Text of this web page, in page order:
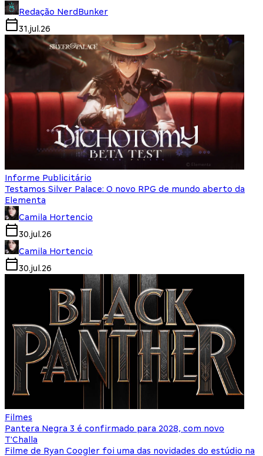
Redação NerdBunker
31.jul.26
Informe Publicitário
Testamos Silver Palace: O novo RPG de mundo aberto da
Elementa
Camila Hortencio
30.jul.26
Camila Hortencio
30.jul.26
Filmes
Pantera Negra 3 é confirmado para 2028, com novo
T'Challa
Filme de Ryan Coogler foi uma das novidades do estúdio na